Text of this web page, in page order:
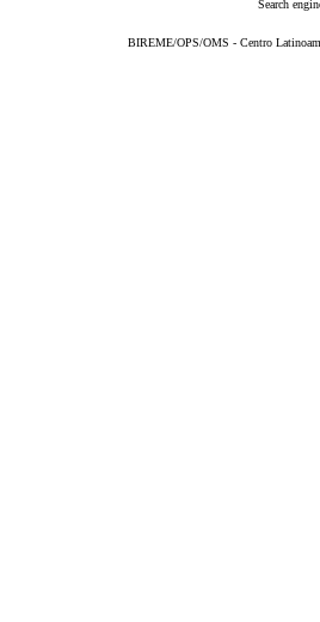
Search
BIREME/OPS/OMS - Centro